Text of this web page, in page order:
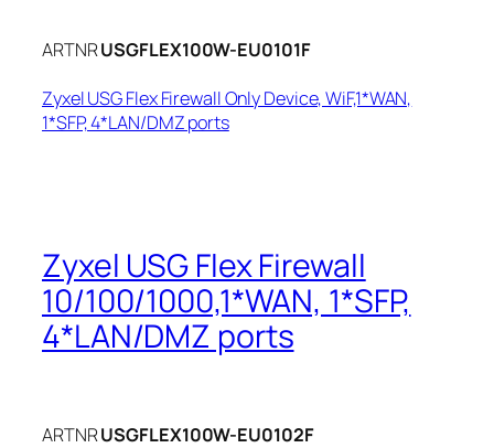
ARTNRUSGFLEX100W-EU0101F
Zyxel USG Flex Firewall Only Device, WiF,1*WAN,
1*SFP, 4*LAN/DMZ ports
Zyxel USG Flex Firewall
10/100/1000,1*WAN, 1*SFP,
4*LAN/DMZ ports
ARTNRUSGFLEX100W-EU0102F